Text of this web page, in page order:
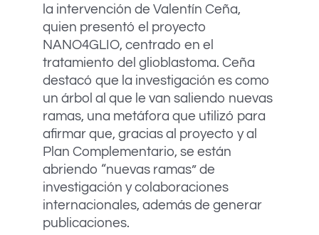
la intervención de Valentín Ceña,
quien presentó el proyecto
NANO4GLIO, centrado en el
tratamiento del glioblastoma. Ceña
destacó que la investigación es como
un árbol al que le van saliendo nuevas
ramas, una metáfora que utilizó para
afirmar que, gracias al proyecto y al
Plan Complementario, se están
abriendo “nuevas ramas” de
investigación y colaboraciones
internacionales, además de generar
publicaciones.